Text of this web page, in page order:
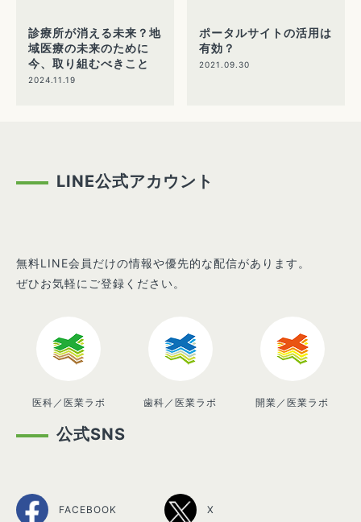
診療所が消える未来？地
域医療の未来のために
今、取り組むべきこと
2024.11.19
ポータルサイトの活用は
有効？
2021.09.30
LINE公式アカウント
無料LINE会員だけの情報や優先的な配信があります。
ぜひお気軽にご登録ください。
医科／医業ラボ 歯科／医業ラボ 開業／医業ラボ
公式SNS
FACEBOOK X